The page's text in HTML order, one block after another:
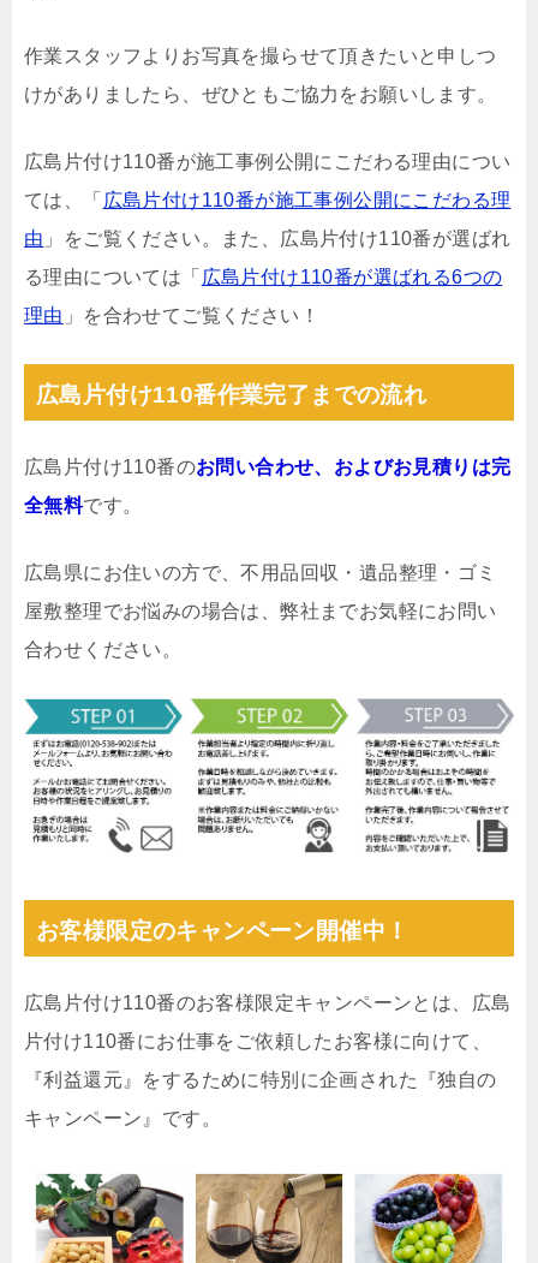
作業スタッフよりお写真を撮らせて頂きたいと申しつ
けがありましたら、ぜひともご協力をお願いします。
広島片付け110番が施工事例公開にこだわる理由につい
ては、「 広島片付け110番が施工事例公開にこだわる理
由 」をご覧ください。また、広島片付け110番が選ばれ
る理由については「 広島片付け110番が選ばれる6つの
理由 」を合わせてご覧ください！
広島片付け110番作業完了までの流れ
広島片付け110番のお問い合わせ、およびお見積りは完
全無料です。
広島県にお住いの方で、不用品回収・遺品整理・ゴミ
屋敷整理でお悩みの場合は、弊社までお気軽にお問い
合わせください。
お客様限定のキャンペーン開催中！
広島片付け110番のお客様限定キャンペーンとは、広島
片付け110番にお仕事をご依頼したお客様に向けて、
『利益還元』をするために特別に企画された『独自の
キャンペーン』です。